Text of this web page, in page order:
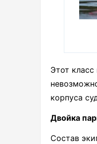
Этот
корпуса
Двойка
Состав